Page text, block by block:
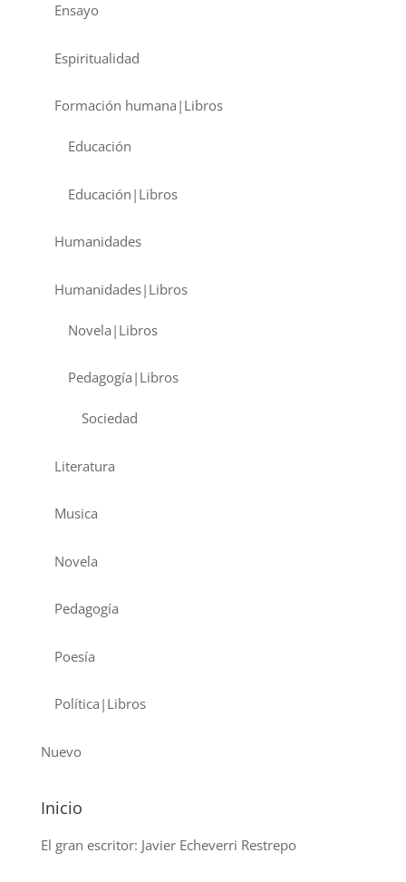
Ensayo
Espiritualidad
Formación humana|Libros
Educación
Educación|Libros
Humanidades
Humanidades|Libros
Novela|Libros
Pedagogía|Libros
Sociedad
Literatura
Musica
Novela
Pedagogía
Poesía
Política|Libros
Nuevo
Inicio
El gran escritor: Javier Echeverri Restrepo